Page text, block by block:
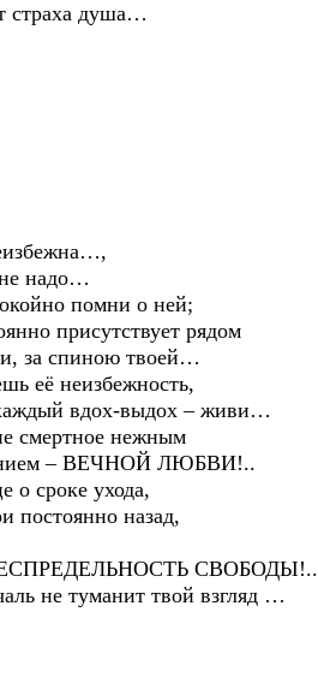
страха душа…
надо…
помни о ней;
присутствует рядом
за спиною твоей…
её неизбежность,
вдох-выдох – живи…
смертное нежным
– ВЕЧНОЙ ЛЮБВИ!..
о сроке ухода,
постоянно назад,
СВОБОДЫ!..
не туманит твой взгляд …